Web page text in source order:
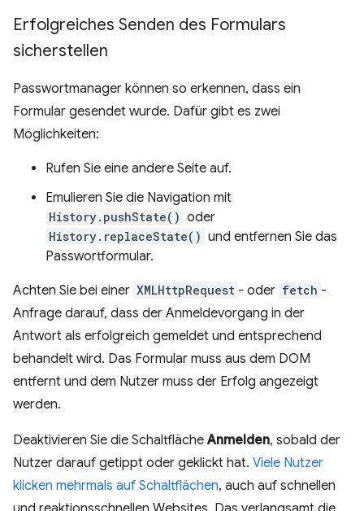
Erfolgreiches Senden des Formulars
sicherstellen
Passwortmanager können so erkennen, dass ein
Formular gesendet wurde. Dafür gibt es zwei
Möglichkeiten:
Rufen Sie eine andere Seite auf.
Emulieren Sie die Navigation mit
History.pushState() oder
History.replaceState() und entfernen Sie das
Passwortformular.
Achten Sie bei einer XMLHttpRequest - oder fetch -
Anfrage darauf, dass der Anmeldevorgang in der
Antwort als erfolgreich gemeldet und entsprechend
behandelt wird. Das Formular muss aus dem DOM
entfernt und dem Nutzer muss der Erfolg angezeigt
werden.
Deaktivieren Sie die SchaltflächeAnmelden, sobald der
Nutzer darauf getippt oder geklickt hat. Viele Nutzer
klicken mehrmals auf Schaltflächen, auch auf schnellen